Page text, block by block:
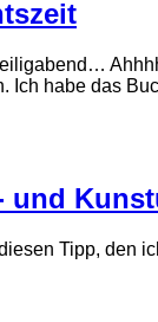
Ich habe das
und
Tipp, den